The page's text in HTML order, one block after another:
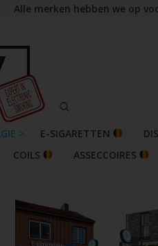
Alle merken hebben we op
> E-SIGARETTEN
COILS ASSECCOIRES